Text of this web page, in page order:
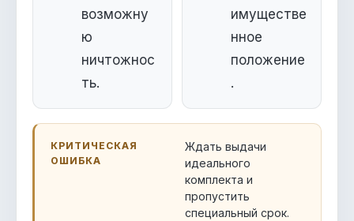
возможну
ю
ничтожнос
ть.
имуществе
нное
положение
.
КРИТИЧЕСКАЯ
ОШИБКА
Ждать выдачи
идеального
комплекта и
пропустить
специальный срок.